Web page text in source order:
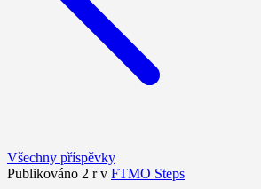
Všechny příspěvky
Publikováno 2 r v FTMO Steps